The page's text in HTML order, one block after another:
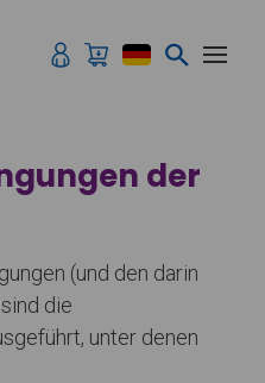
der
(und den darin
die
unter denen